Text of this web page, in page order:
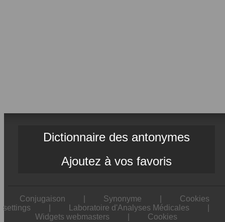
Dictionnaire des antonymes
Ajoutez à vos favoris
Conjugaison Synonyme
Cookies
settings
Laboratoire d'Analyses Médicales
Widgets webmasters
Cookies